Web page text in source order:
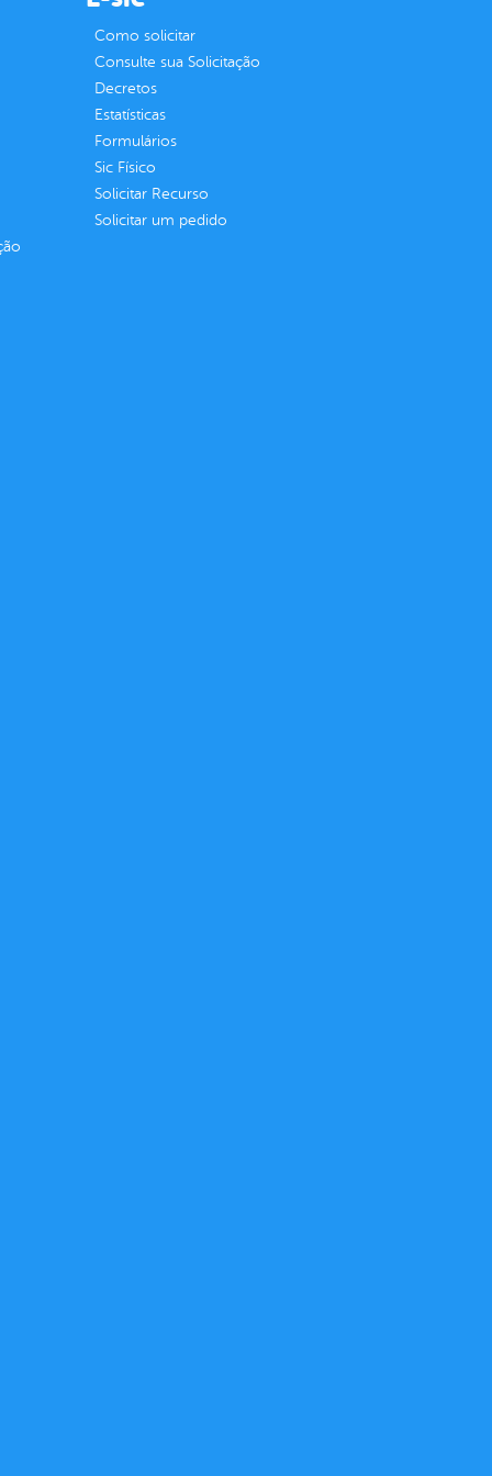
Como solicitar
Consulte sua Solicitação
Decretos
Estatísticas
Formulários
Sic Físico
Solicitar Recurso
Solicitar um pedido